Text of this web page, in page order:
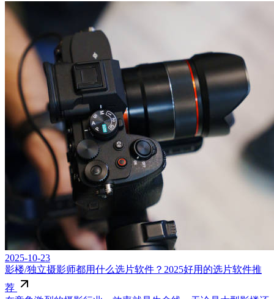
2025-10-23
影楼/独立摄影师都用什么选片软件？2025好用的选片软件推
荐